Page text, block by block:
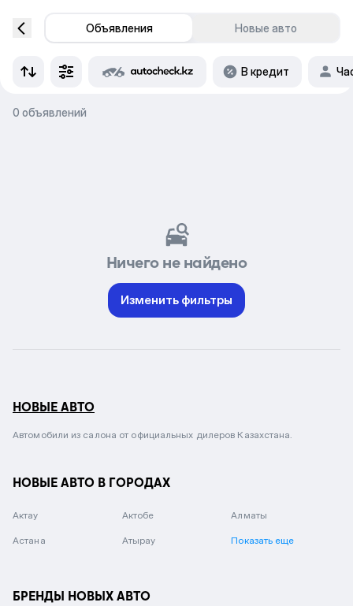
Объявления Новые авто
В кредит
0 объявлений
Ничего не найдено
Изменить фильтры
НОВЫЕ АВТО
Автомобили из салона от официальных дилеров Казахстана.
НОВЫЕ АВТО В ГОРОДАХ
Актау Актобе Алматы
Астана Атырау Показать еще
БРЕНДЫ НОВЫХ АВТО